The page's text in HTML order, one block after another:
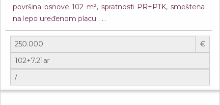
površina osnove 102 m², spratnosti PR+PTK, smeštena
na lepo uređenom placu . . .
€